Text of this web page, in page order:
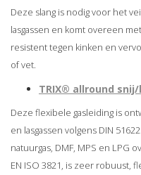
Deze slang is nodig voor het
lasgassen en komt overeen
resistent tegen kinken en
of vet.
TRIX® allround
Deze flexibele gasleiding is
en lasgassen volgens DIN
natuurgas, DMF, MPS en LPG
EN ISO 3821, is zeer robuust,